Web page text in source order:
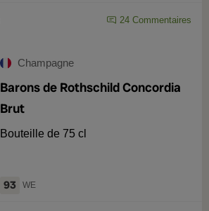
24 Commentaires
Champagne
Barons de Rothschild Concordia
Brut
Bouteille de 75 cl
93 WE